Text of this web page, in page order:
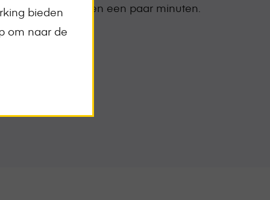
overzicht binnen een paar minuten.
bieden
om naar de